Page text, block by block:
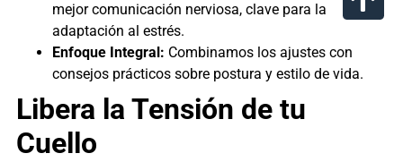
mejor comunicación nerviosa, clave para la
adaptación al estrés.
Enfoque Integral: Combinamos los ajustes con
consejos prácticos sobre postura y estilo de vida.
Libera la Tensión de tu
Cuello